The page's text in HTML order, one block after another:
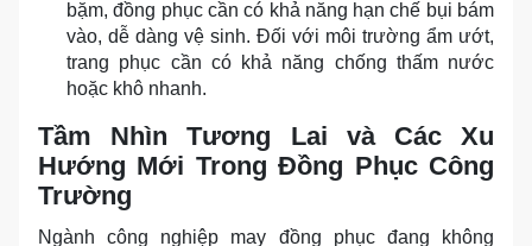
bặm, đồng phục cần có khả năng hạn chế bụi bám
vào, dễ dàng vệ sinh. Đối với môi trường ẩm ướt,
trang phục cần có khả năng chống thấm nước
hoặc khô nhanh.
Tầm Nhìn Tương Lai và Các Xu
Hướng Mới Trong Đồng Phục Công
Trường
Ngành công nghiệp may đồng phục đang không